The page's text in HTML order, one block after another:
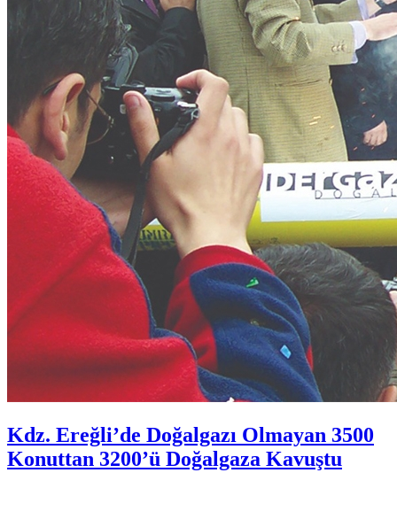
Kdz. Ereğli’de Doğalgazı Olmayan 3500
Konuttan 3200’ü Doğalgaza Kavuştu